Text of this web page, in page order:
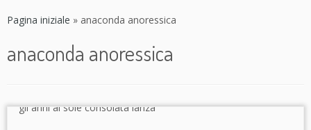
Pagina iniziale » anaconda anoressica
anaconda anoressica